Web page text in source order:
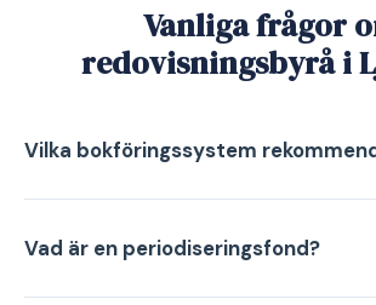
Vanliga frågor
redovisningsbyrå i
Vilka bokföringssystem
Vad är en periodiseringsfond?